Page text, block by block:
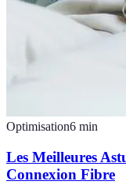
Optimisation6 min
Les Meilleures
Connexion Fibre